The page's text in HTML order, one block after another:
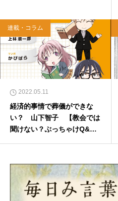
連載・コラム
2022.05.11
経済的事情で葬儀ができな
い？ 山下智子 【教会では
聞けない？ぶっちゃけQ&